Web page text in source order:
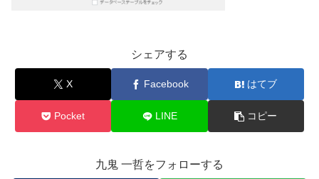
シェアする
X Facebook はてブ
Pocket LINE コピー
九鬼 一哲をフォローする